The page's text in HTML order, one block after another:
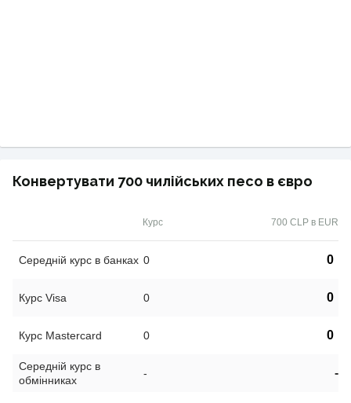
Конвертувати 700 чилійських песо в євро
Курс 700 CLP в EUR
Середній курс в банках 0 0
Курс Visa 0 0
Курс Mastercard 0 0
Середній курс в
обмінниках
- -